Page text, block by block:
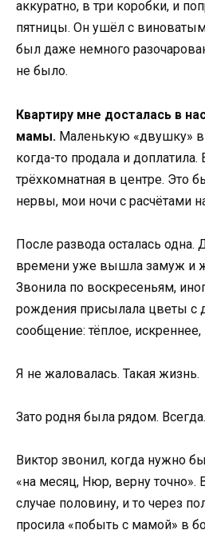
аккуратно, в три коробки, и
пятницы. Он ушёл с
был даже немного
не было.
Квартиру мне досталась в
мамы. Маленькую «двушку»
когда-то продала и доплатила.
трёхкомнатная в центре. Это
нервы, мои ночи с расчётами
После развода осталась одна.
времени уже вышла замуж и
Звонила по воскресеньям,
рождения присылала цветы с
сообщение: тёплое, искреннее,
Я не жаловалась. Такая жизнь.
Зато родня была рядом. Всегда.
Виктор звонил, когда нужно
«на месяц, Нюр, верну
случае половину, и то через
просила «побыть с мамой» в